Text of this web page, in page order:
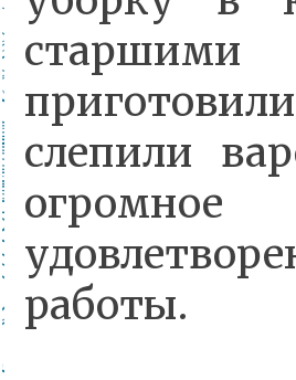
старшими
слепили
работы.